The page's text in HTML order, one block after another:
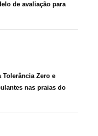
de avaliação para
Tolerância Zero e
nas praias do